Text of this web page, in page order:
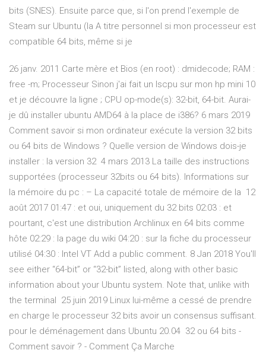
bits (SNES). Ensuite parce que, si l'on prend l'exemple de
Steam sur Ubuntu (la A titre personnel si mon processeur est
compatible 64 bits, même si je
26 janv. 2011 Carte mère et Bios (en root) : dmidecode; RAM :
free -m; Processeur Sinon j'ai fait un lscpu sur mon hp mini 10
et je découvre la ligne ; CPU op-mode(s): 32-bit, 64-bit. Aurai-
je dû installer ubuntu AMD64 à la place de i386? 6 mars 2019
Comment savoir si mon ordinateur exécute la version 32 bits
ou 64 bits de Windows ? Quelle version de Windows dois-je
installer : la version 32 4 mars 2013 La taille des instructions
supportées (processeur 32bits ou 64 bits). Informations sur
la mémoire du pc : – La capacité totale de mémoire de la 12
août 2017 01:47 : et oui, uniquement du 32 bits 02:03 : et
pourtant, c'est une distribution Archlinux en 64 bits comme
hôte 02:29 : la page du wiki 04:20 : sur la fiche du processeur
utilisé 04:30 : Intel VT Add a public comment. 8 Jan 2018 You'll
see either “64-bit” or “32-bit” listed, along with other basic
information about your Ubuntu system. Note that, unlike with
the terminal 25 juin 2019 Linux lui-même a cessé de prendre
en charge le processeur 32 bits avoir un consensus suffisant.
pour le déménagement dans Ubuntu 20.04 32 ou 64 bits -
Comment savoir ? - Comment Ça Marche